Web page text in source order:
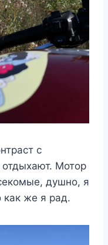
с
отдыхают. Мотор
душно, я
как же я рад.